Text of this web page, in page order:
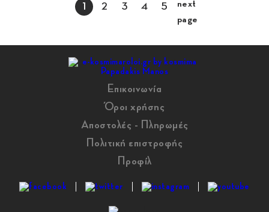
1 2 3 4 5
Επικοινωνία
Όροι χρήσης
Αποστολές - Πληρωμές
Πολιτική επιστροφής
Προφίλ